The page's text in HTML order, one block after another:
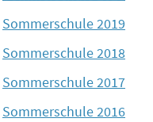
Sommerschule 2019
Sommerschule 2018
Sommerschule 2017
Sommerschule 2016